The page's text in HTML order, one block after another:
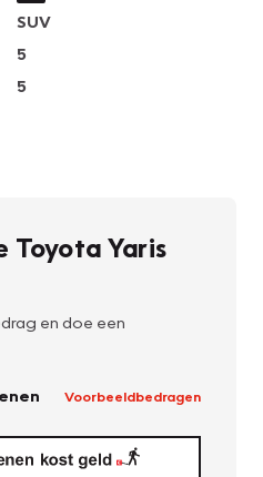
SUV
5
5
Toyota Yaris
en doe een
Voorbeeldbedragen